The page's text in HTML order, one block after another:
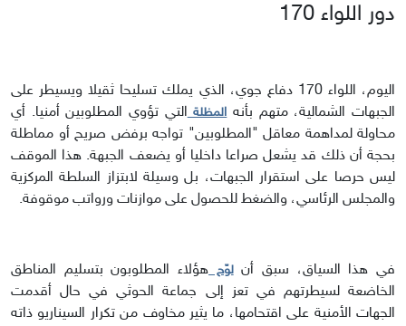
دور اللواء 170
اليوم، اللواء 170 دفاع جوي، الذي يملك تسليحا ثقيلا ويسيطر على
الجبهات الشمالية، متهم بأنهالمظلة التي تؤوي المطلوبين أمنيا. أي
محاولة لمداهمة معاقل "المطلوبين" تواجه برفض صريح أو مماطلة
بحجة أن ذلك قد يشعل صراعا داخليا أو يضعف الجبهة. هذا الموقف
ليس حرصا على استقرار الجبهات، بل وسيلة لابتزاز السلطة المركزية
والمجلس الرئاسي، والضغط للحصول على موازنات ورواتب موقوفة.
في هذا السياق، سبق أنلوّح هؤلاء المطلوبون بتسليم المناطق
الخاضعة لسيطرتهم في تعز إلى جماعة الحوثي في حال أقدمت
الجهات الأمنية على اقتحامها، ما يثير مخاوف من تكرار السيناريو ذاته